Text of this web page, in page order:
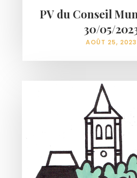
PV du Conseil
30/05/
AOÛT 25, 2023